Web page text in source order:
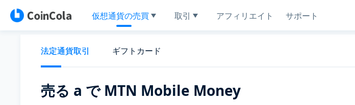
仮想通貨の売買 取引 アフィリエイト サポート
法定通貨取引 ギフトカード
売る a で MTN Mobile Money